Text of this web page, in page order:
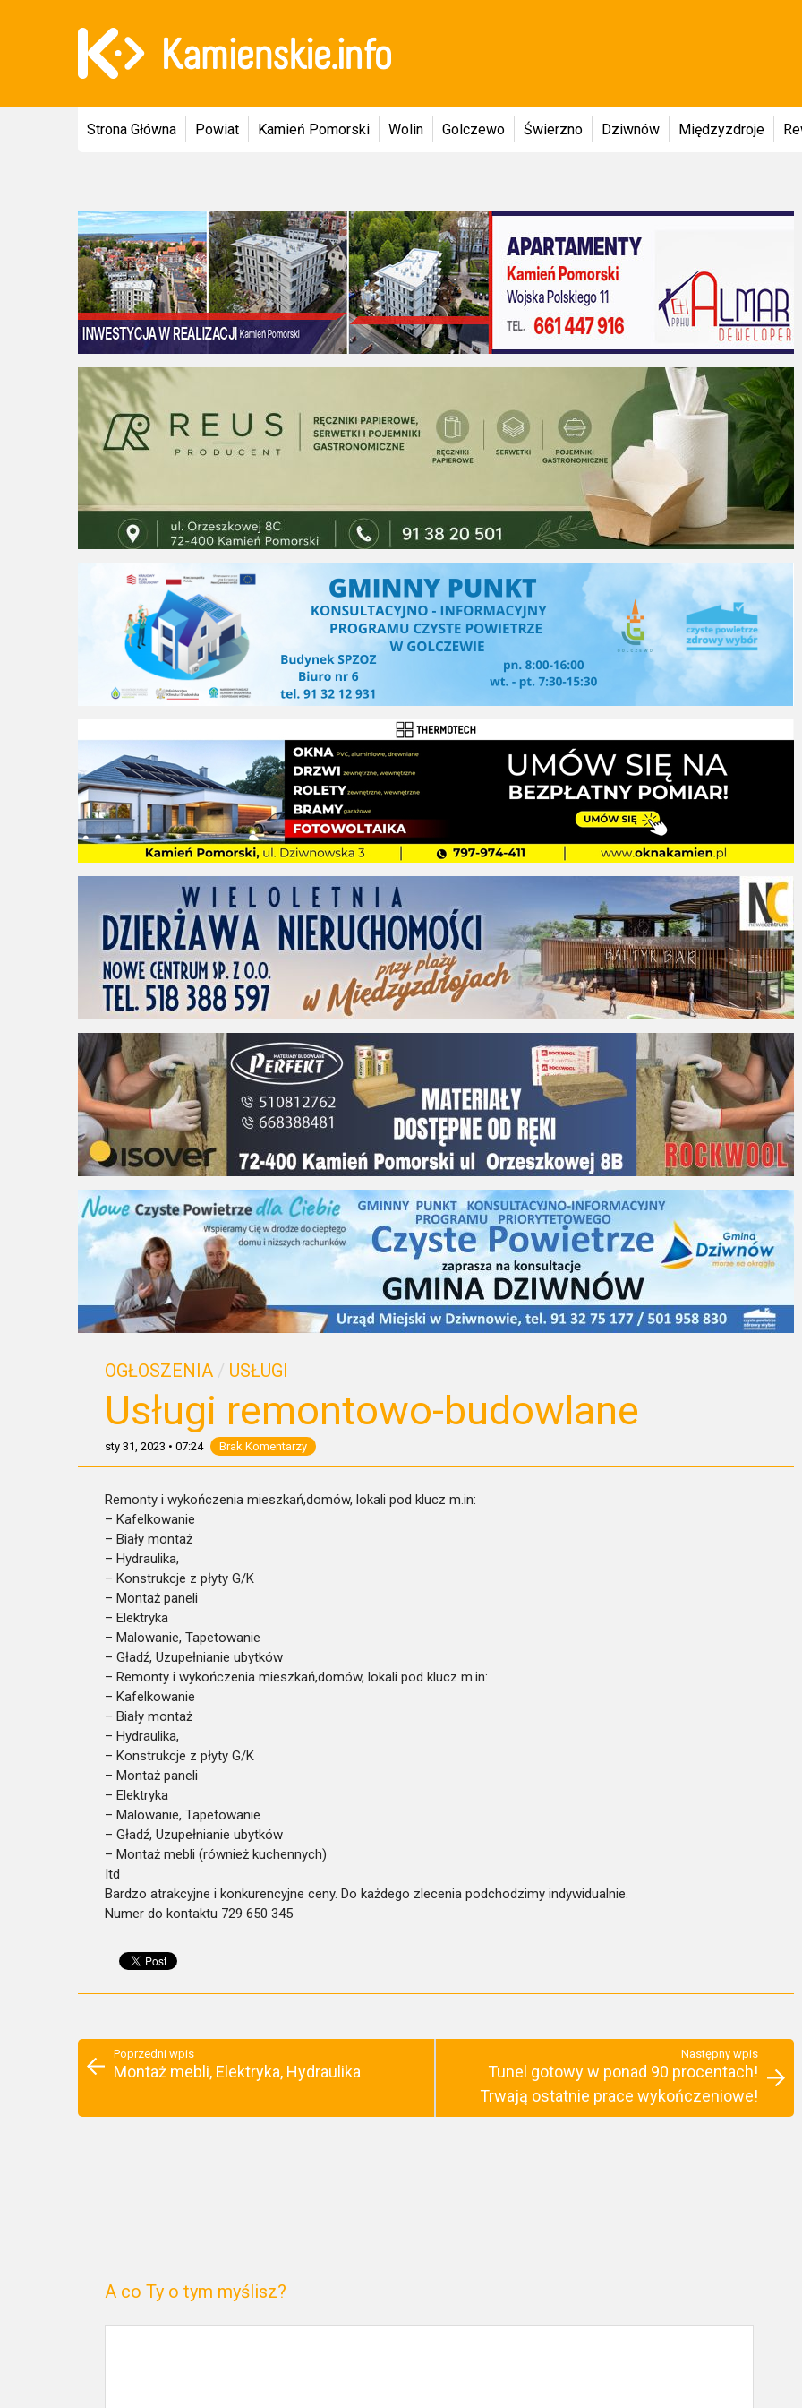
Strona Główna Powiat Kamień Pomorski Wolin Golczewo Świerzno Dziwnów Międzyzdroje
OGŁOSZENIA / USŁUGI
Usługi remontowo-budowlane
sty 31, 2023 • 07:24 Brak Komentarzy
Remonty i wykończenia mieszkań,domów, lokali pod klucz m.in:
– Kafelkowanie
– Biały montaż
– Hydraulika,
– Konstrukcje z płyty G/K
– Montaż paneli
– Elektryka
– Malowanie, Tapetowanie
– Gładź, Uzupełnianie ubytków
– Remonty i wykończenia mieszkań,domów, lokali pod klucz m.in:
– Kafelkowanie
– Biały montaż
– Hydraulika,
– Konstrukcje z płyty G/K
– Montaż paneli
– Elektryka
– Malowanie, Tapetowanie
– Gładź, Uzupełnianie ubytków
– Montaż mebli (również kuchennych)
Itd
Bardzo atrakcyjne i konkurencyjne ceny. Do każdego zlecenia podchodzimy indywidualnie.
Numer do kontaktu 729 650 345
Poprzedni wpis
Montaż mebli, Elektryka, Hydraulika
Następny wpis
Tunel gotowy w ponad 90 procentach!
Trwają ostatnie prace wykończeniowe!
A co Ty o tym myślisz?